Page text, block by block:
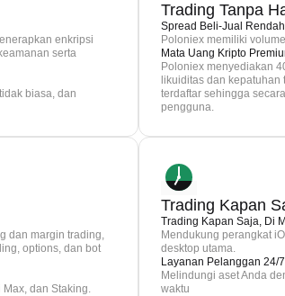
enkripsi
serta
biasa, dan
Trading Tanpa
Spread Beli-Jual Rendah
Poloniex memiliki
Mata Uang Kripto
Poloniex menyediakan
likuiditas dan
terdaftar sehingga
pengguna.
dan margin trading,
options, dan bot
dan Staking.
Trading Kapan
Trading Kapan Saja, Di
Mendukung perangkat
desktop utama.
Layanan Pelanggan 24/7
Melindungi aset Anda
waktu